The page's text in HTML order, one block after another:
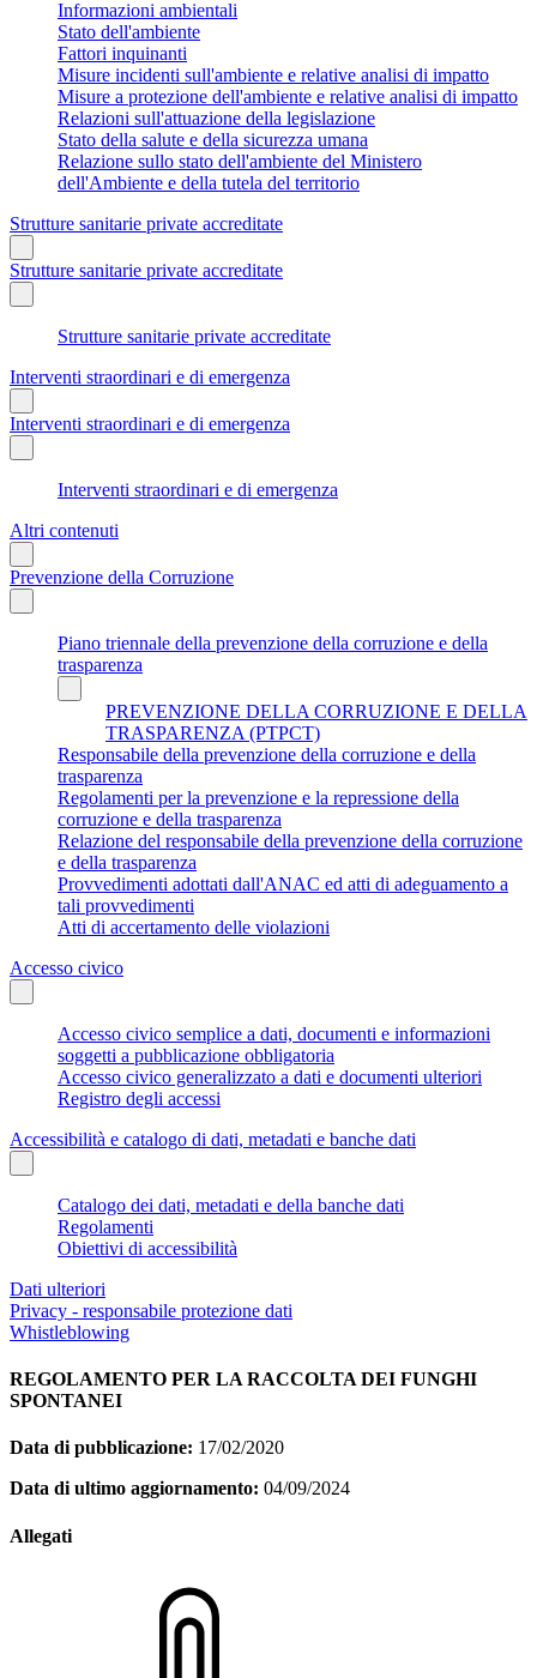
Informazioni ambientali
Stato dell'ambiente
Fattori inquinanti
Misure incidenti sull'ambiente e relative analisi di impatto
Misure a protezione dell'ambiente e relative analisi di impatto
Relazioni sull'attuazione della legislazione
Stato della salute e della sicurezza umana
Relazione sullo stato dell'ambiente del Ministero
dell'Ambiente e della tutela del territorio
Strutture sanitarie private accreditate
Strutture sanitarie private accreditate
Strutture sanitarie private accreditate
Interventi straordinari e di emergenza
Interventi straordinari e di emergenza
Interventi straordinari e di emergenza
Altri contenuti
Prevenzione della Corruzione
Piano triennale della prevenzione della corruzione e della
trasparenza
PREVENZIONE DELLA CORRUZIONE E DELLA
TRASPARENZA (PTPCT)
Responsabile della prevenzione della corruzione e della
trasparenza
Regolamenti per la prevenzione e la repressione della
corruzione e della trasparenza
Relazione del responsabile della prevenzione della corruzione
e della trasparenza
Provvedimenti adottati dall'ANAC ed atti di adeguamento a
tali provvedimenti
Atti di accertamento delle violazioni
Accesso civico
Accesso civico semplice a dati, documenti e informazioni
soggetti a pubblicazione obbligatoria
Accesso civico generalizzato a dati e documenti ulteriori
Registro degli accessi
Accessibilità e catalogo di dati, metadati e banche dati
Catalogo dei dati, metadati e della banche dati
Regolamenti
Obiettivi di accessibilità
Dati ulteriori
Privacy - responsabile protezione dati
Whistleblowing
REGOLAMENTO PER LA RACCOLTA DEI FUNGHI
SPONTANEI
Data di pubblicazione: 17/02/2020
Data di ultimo aggiornamento: 04/09/2024
Allegati